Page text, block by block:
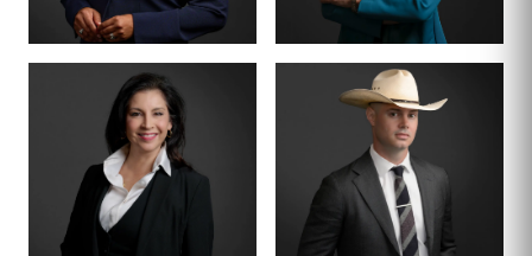
RESPONSABLE DE LA
DIVISIÓN PENAL
TIFFANY BURKS
SOCIO · MÁS DE 200
JUICIOS
CHRISTY JACK